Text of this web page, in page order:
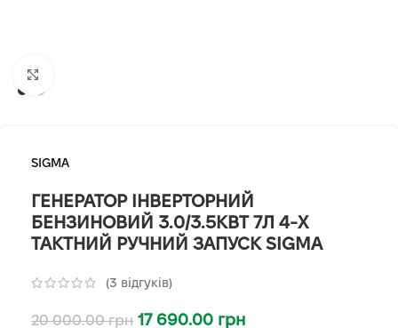
SIGMA
ГЕНЕРАТОР ІНВЕРТОРНИЙ
БЕНЗИНОВИЙ 3.0/3.5КВТ 7Л 4-Х
ТАКТНИЙ РУЧНИЙ ЗАПУСК SIGMA
(3 відгуків)
20 000.00грн 17 690.00 грн